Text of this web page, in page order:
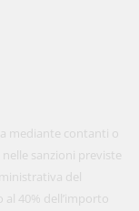
mediante contanti o
sanzioni previste
del
40% dell’importo